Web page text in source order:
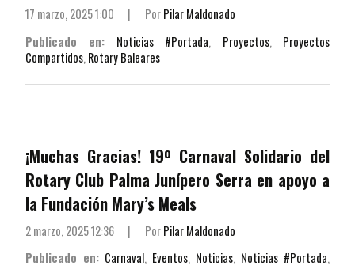
17 marzo, 2025 1:00 | PorPilar Maldonado
Publicado en:
Noticias #Portada, Proyectos, Proyectos
Compartidos, Rotary Baleares
¡Muchas Gracias! 19º Carnaval Solidario del
Rotary Club Palma Junípero Serra en apoyo a
la Fundación Mary’s Meals
2 marzo, 2025 12:36 | PorPilar Maldonado
Publicado en: Carnaval, Eventos, Noticias, Noticias #Portada,